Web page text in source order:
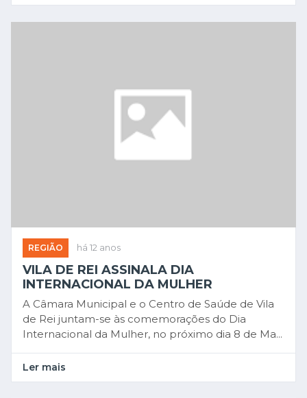
REGIÃO há 12 anos
VILA DE REI ASSINALA DIA
INTERNACIONAL DA MULHER
A Câmara Municipal e o Centro de Saúde de Vila
de Rei juntam-se às comemorações do Dia
Internacional da Mulher, no próximo dia 8 de Ma...
Ler mais